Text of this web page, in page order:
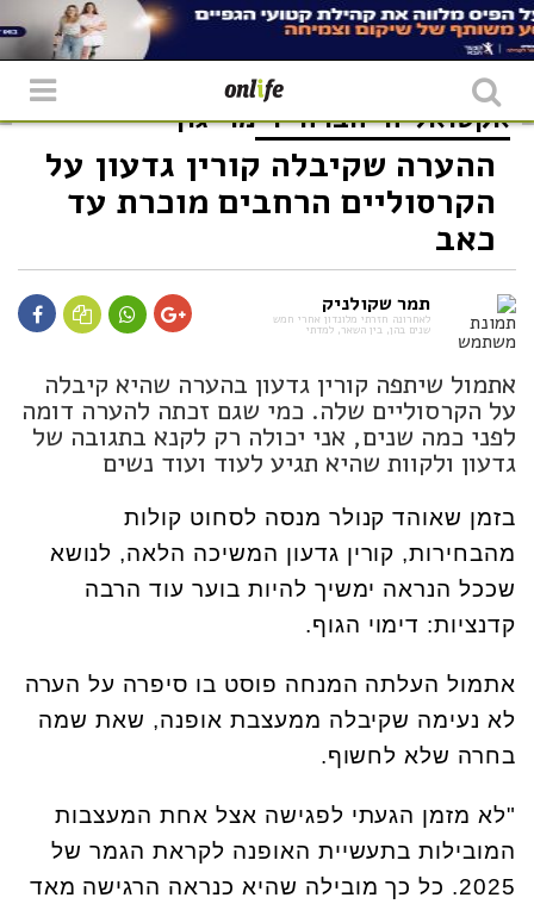
אקטואליה חברה דימוי גוף
ההערה שקיבלה קורין גדעון על
הקרסוליים הרחבים מוכרת עד
כאב
תמר שקולניק
לאחרונה חזרתי מלונדון אחרי חמש
שנים בהן, בין השאר, למדתי
אתמול שיתפה קורין גדעון בהערה שהיא קיבלה
על הקרסוליים שלה. כמי שגם זכתה להערה דומה
לפני כמה שנים, אני יכולה רק לקנא בתגובה של
גדעון ולקוות שהיא תגיע לעוד ועוד נשים
בזמן שאוהד קנולר מנסה לסחוט קולות
מהבחירות, קורין גדעון המשיכה הלאה, לנושא
שככל הנראה ימשיך להיות בוער עוד הרבה
קדנציות: דימוי הגוף.
אתמול העלתה המנחה פוסט בו סיפרה על הערה
לא נעימה שקיבלה ממעצבת אופנה, שאת שמה
בחרה שלא לחשוף.
"לא מזמן הגעתי לפגישה אצל אחת המעצבות
המובילות בתעשיית האופנה לקראת הגמר של
2025. כל כך מובילה שהיא כנראה הרגישה מאד